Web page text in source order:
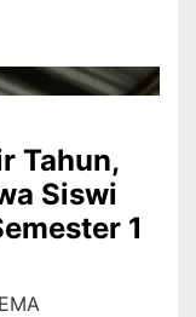
Tahun,
Siswi
1